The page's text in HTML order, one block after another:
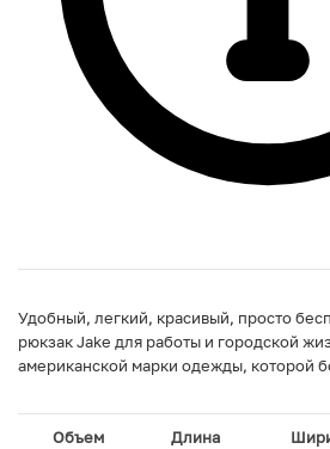
Удобный, легкий, красивый, просто
рюкзак Jake для работы и городской
американской марки одежды, которой
Объем Длина